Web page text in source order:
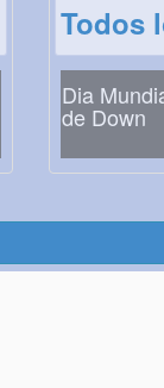
Todos
Dia
de Down